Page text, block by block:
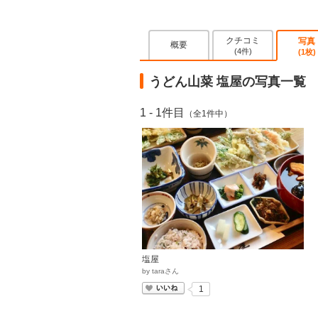
概要 クチコミ
(4件)
写真
(1枚)
うどん山菜 塩屋の写真一覧
1 - 1件目 （全1件中）
塩屋
by taraさん
いいね
1